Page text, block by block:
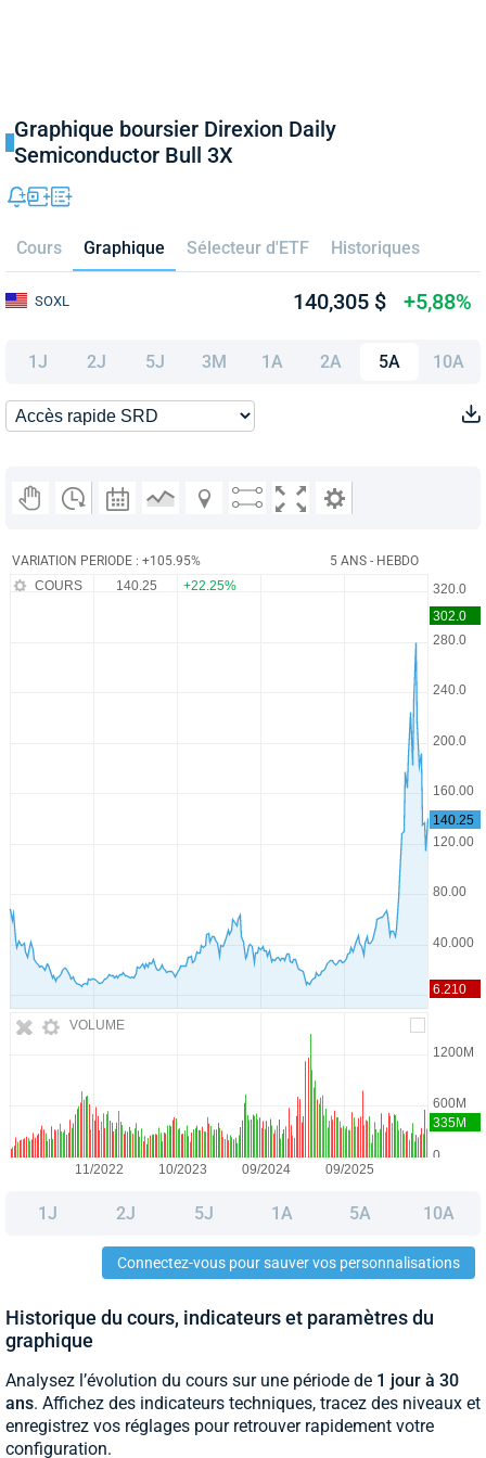
Graphique boursier Direxion Daily
Semiconductor Bull 3X
Cours Graphique Sélecteur d'ETF Historiques
SOXL 140,305 $ +5,88%
1J 2J 5J 3M 1A 2A 5A 10A
VARIATION PERIODE : +105.95% 5 ANS - HEBDO
VOLUME
COURS 140.25 +22.25%
1J 2J 5J 1A 5A 10A
Connectez-vous pour sauver vos personnalisations
Historique du cours, indicateurs et paramètres du
graphique
Analysez l’évolution du cours sur une période de 1 jour à 30
ans. Affichez des indicateurs techniques, tracez des niveaux et
enregistrez vos réglages pour retrouver rapidement votre
configuration.